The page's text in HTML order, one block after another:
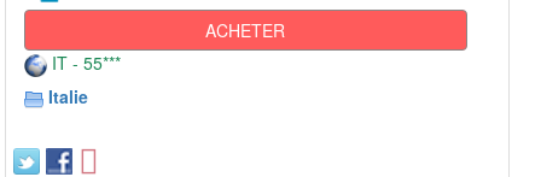
ACHETER
IT - 55***
Italie